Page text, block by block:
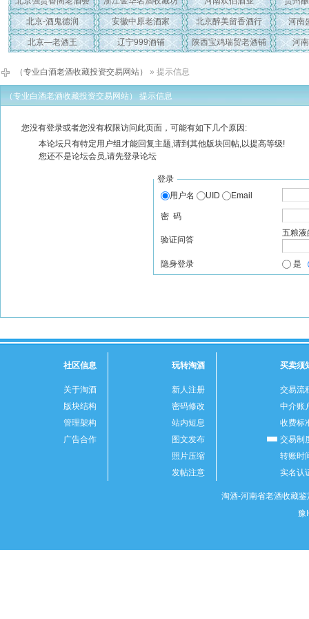
北京-酒鬼德润 安徽中原老酒家 北京醉美留香酒行 河南
北京—老酒王 辽宁999酒铺 陕西宝鸡瑞贸老酒铺 河
（专业白酒老酒收藏投资交易网站） » 提示信息
（专业白酒老酒收藏投资交易网站） 提示信息
您没有登录或者您没有权限访问此页面，可能有如下几个原因:
本论坛只有特定用户组才能回复主题,请到其他版块回帖,以提高等级!
您还不是论坛会员,请先登录论坛
登录
用户名
UID Email
密 码
验证问答
五粮液
隐身登录 是
社区信息
关于淘酒
版块结构
管理架构
广告合作
玩转淘酒
新人注册
密码修改
站内短息
图文发布
照片压缩
发帖注意
买卖须
交易流
中介账
收费标
交易制
转账时
实名认
淘酒-河南省老酒收藏
豫